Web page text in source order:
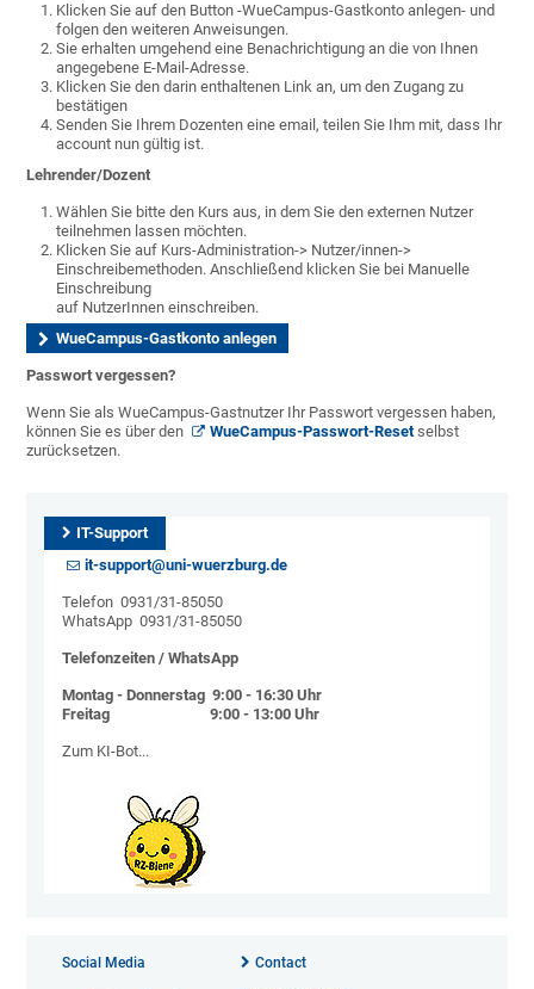
Klicken Sie auf den Button -WueCampus-Gastkonto anlegen- und
folgen den weiteren Anweisungen.
Sie erhalten umgehend eine Benachrichtigung an die von Ihnen
angegebene E-Mail-Adresse.
Klicken Sie den darin enthaltenen Link an, um den Zugang zu
bestätigen
Senden Sie Ihrem Dozenten eine email, teilen Sie Ihm mit, dass Ihr
account nun gültig ist.
Lehrender/Dozent
Wählen Sie bitte den Kurs aus, in dem Sie den externen Nutzer
teilnehmen lassen möchten.
Klicken Sie auf Kurs-Administration-> Nutzer/innen->
Einschreibemethoden. Anschließend klicken Sie bei Manuelle
Einschreibung
auf NutzerInnen einschreiben.
WueCampus-Gastkonto anlegen
Passwort vergessen?
Wenn Sie als WueCampus-Gastnutzer Ihr Passwort vergessen haben,
können Sie es über den
WueCampus-Passwort-Resetselbst
zurücksetzen.
IT-Support
it-support@uni-wuerzburg.de
Telefon 0931/31-85050
WhatsApp 0931/31-85050
Telefonzeiten / WhatsApp
Montag - Donnerstag 9:00 - 16:30 Uhr
Freitag 9:00 - 13:00 Uhr
Zum KI-Bot...
Social Media Contact